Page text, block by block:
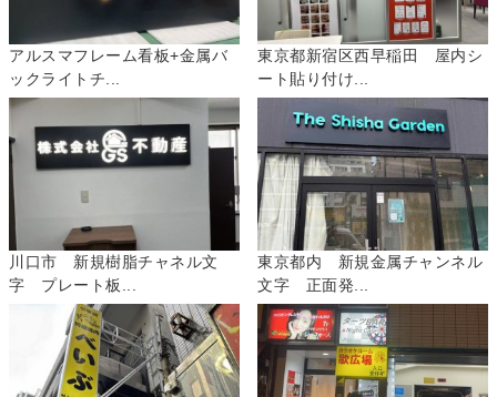
アルスマフレーム看板+金属バ
ックライトチ...
東京都新宿区西早稲田 屋内シ
ート貼り付け...
川口市 新規樹脂チャネル文
字 プレート板...
東京都内 新規金属チャンネル
文字 正面発...